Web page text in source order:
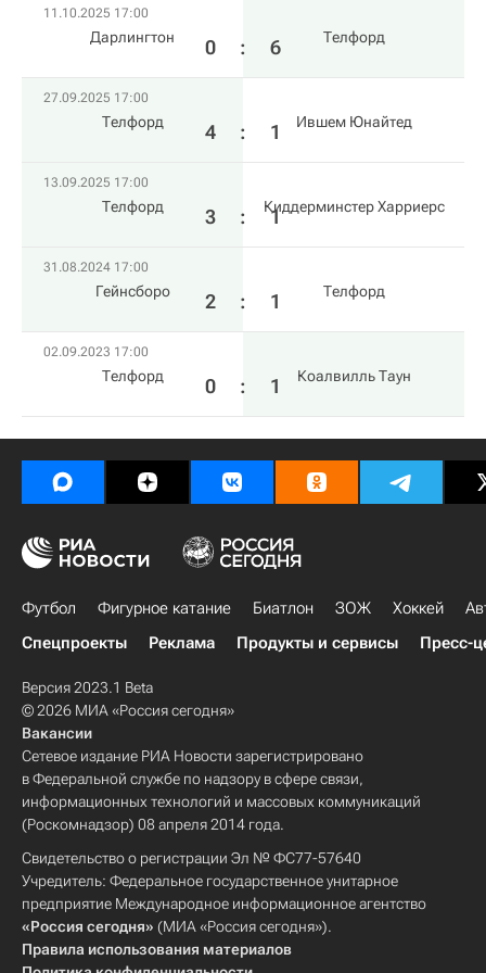
11.10.2025 17:00
Дарлингтон 0 : 6 Телфорд
27.09.2025 17:00
Телфорд 4 : 1 Ившем Юнайтед
13.09.2025 17:00
Телфорд 3 : 1
Киддерминстер Харриерс
31.08.2024 17:00
Гейнсборо 2 : 1 Телфорд
02.09.2023 17:00
Телфорд 0 : 1 Коалвилль Таун
Футбол Фигурное катание Биатлон ЗОЖ Хоккей
Спецпроекты
Реклама Продукты и сервисы Пресс-
Версия 2023.1 Beta
© 2026 МИА «Россия сегодня»
Вакансии
Сетевое издание РИА Новости зарегистрировано
в Федеральной службе по надзору в сфере связи,
информационных технологий и массовых коммуникаций
(Роскомнадзор) 08 апреля 2014 года.
Свидетельство о регистрации Эл № ФС77-57640
Учредитель: Федеральное государственное унитарное
предприятие Международное информационное агентство
«Россия сегодня» (МИА «Россия сегодня»).
Правила использования материалов